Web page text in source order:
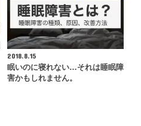
2018.8.15
眠いのに寝れない…それは睡眠障
害かもしれません。